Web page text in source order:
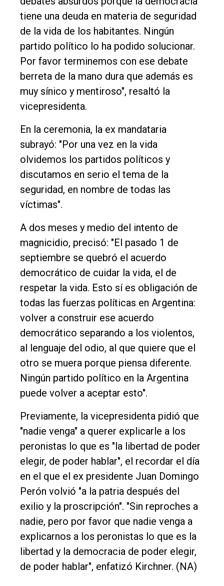
tiene una deuda en materia de seguridad
de la vida de los habitantes. Ningún
partido político lo ha podido solucionar.
Por favor terminemos con ese debate
berreta de la mano dura que además es
muy sínico y mentiroso", resaltó la
vicepresidenta.
En la ceremonia, la ex mandataria
subrayó: "Por una vez en la vida
olvidemos los partidos políticos y
discutamos en serio el tema de la
seguridad, en nombre de todas las
víctimas".
A dos meses y medio del intento de
magnicidio, precisó: "El pasado 1 de
septiembre se quebró el acuerdo
democrático de cuidar la vida, el de
respetar la vida. Esto sí es obligación de
todas las fuerzas políticas en Argentina:
volver a construir ese acuerdo
democrático separando a los violentos,
al lenguaje del odio, al que quiere que el
otro se muera porque piensa diferente.
Ningún partido político en la Argentina
puede volver a aceptar esto".
Previamente, la vicepresidenta pidió que
"nadie venga" a querer explicarle a los
peronistas lo que es "la libertad de poder
elegir, de poder hablar", el recordar el día
en el que el ex presidente Juan Domingo
Perón volvió "a la patria después del
exilio y la proscripción". "Sin reproches a
nadie, pero por favor que nadie venga a
explicarnos a los peronistas lo que es la
libertad y la democracia de poder elegir,
de poder hablar", enfatizó Kirchner. (NA)